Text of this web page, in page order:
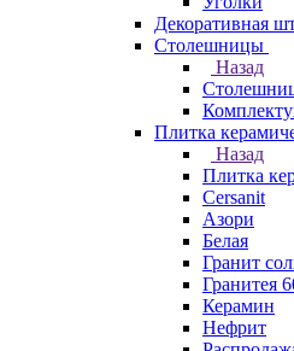
Декоративная
Столешницы
Назад
Плитка
Назад
Плитка
Cersanit
Азори
Белая
Гранит
Гранитея
Керамин
Нефрит